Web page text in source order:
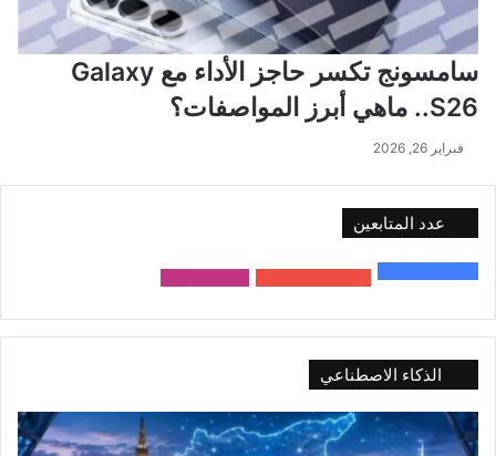
سامسونج تكسر حاجز الأداء مع Galaxy
S26.. ماهي أبرز المواصفات؟
فبراير 26, 2026
عدد المتابعين
الذكاء الاصطناعي